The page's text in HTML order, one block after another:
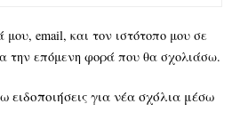
μου, email, και τον ιστότοπο μου σε
την επόμενη φορά που θα σχολιάσω.
για νέα σχόλια μέσω